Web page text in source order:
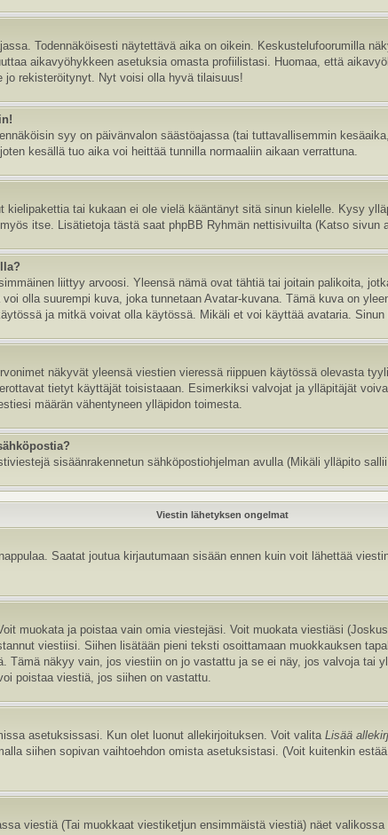
Todennäköisesti näytettävä aika on oikein. Keskustelufoorumilla
aikavyöhykkeen asetuksia omasta profiilistasi. Huomaa, että
rekisteröitynyt. Nyt voisi olla hyvä tilaisuus!
syy on päivänvalon säästöajassa (tai tuttavallisemmin
kesällä tuo aika voi heittää tunnilla normaaliin aikaan verrattuna.
kielipakettia tai kukaan ei ole vielä kääntänyt sitä sinun kielelle. Kysy
itse. Lisätietoja tästä saat phpBB Ryhmän nettisivuilta (Katso sivun
liittyy arvoosi. Yleensä nämä ovat tähtiä tai joitain palikoita,
olla suurempi kuva, joka tunnetaan Avatar-kuvana. Tämä kuva on
ja mitkä voivat olla käytössä. Mikäli et voi käyttää avataria.
näkyvät yleensä viestien vieressä riippuen käytössä olevasta
tietyt käyttäjät toisistaaan. Esimerkiksi valvojat ja ylläpitäjät
määrän vähentyneen ylläpidon toimesta.
sisäänrakennetun sähköpostiohjelman avulla (Mikäli ylläpito
Viestin lähetyksen ongelmat
Saatat joutua kirjautumaan sisään ennen kuin voit lähettää
muokata ja poistaa vain omia viestejäsi. Voit muokata viestiäsi
viestiisi. Siihen lisätään pieni teksti osoittamaan muokkauksen
Tämä näkyy vain, jos viestiin on jo vastattu ja se ei näy, jos valvoja tai
poistaa viestiä, jos siihen on vastattu.
asetuksissasi. Kun olet luonut allekirjoituksen. Voit valitaLisää
siihen sopivan vaihtoehdon omista asetuksistasi. (Voit kuitenkin
viestiä (Tai muokkaat viestiketjun ensimmäistä viestiä) näet